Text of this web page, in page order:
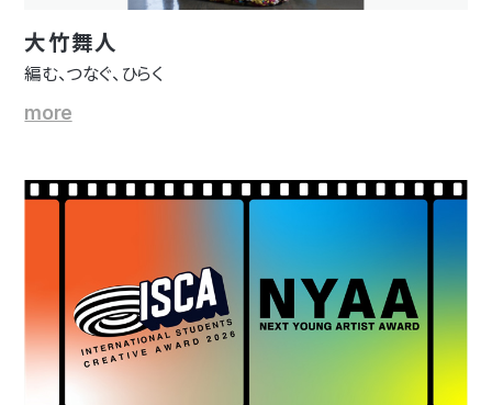
大竹舞人
編む、つなぐ、ひらく
more